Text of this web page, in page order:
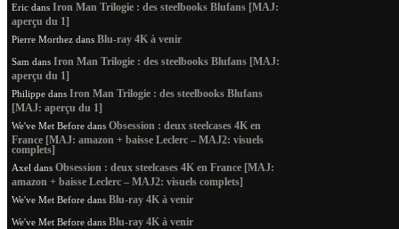
Eric dans Iron Man Trilogie : des steelbooks Blufans [MAJ:
aperçu du 1]
Pierre Morthez dans Blu-ray 4K à venir
Sam dans Iron Man Trilogie : des steelbooks Blufans [MAJ:
aperçu du 1]
Philippe dans Iron Man Trilogie : des steelbooks Blufans
[MAJ: aperçu du 1]
We've Met Before dans Obsession : deux steelcases 4K en
France [MAJ: amazon + baisse Leclerc – MAJ2: visuels
complets]
Axel dans Obsession : deux steelcases 4K en France [MAJ:
amazon + baisse Leclerc – MAJ2: visuels complets]
We've Met Before dans Blu-ray 4K à venir
We've Met Before dans Blu-ray 4K à venir